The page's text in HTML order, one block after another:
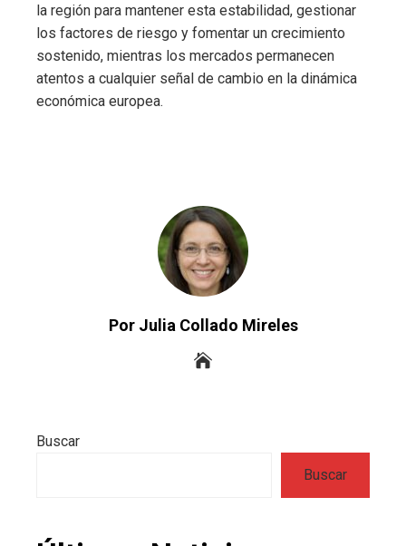
la región para mantener esta estabilidad, gestionar
los factores de riesgo y fomentar un crecimiento
sostenido, mientras los mercados permanecen
atentos a cualquier señal de cambio en la dinámica
económica europea.
Por Julia Collado Mireles
Buscar
Buscar